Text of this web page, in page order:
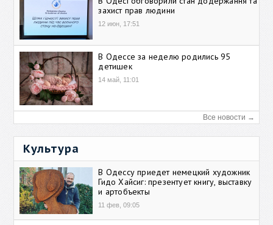
захист прав людини
12 июн, 17:51
В Одессе за неделю родились 95
детишек
14 май, 11:01
Все новости →
Культура
В Одессу приедет немецкий художник
Гидо Хайсиг: презентует книгу, выставку
и артобъекты
11 фев, 09:05